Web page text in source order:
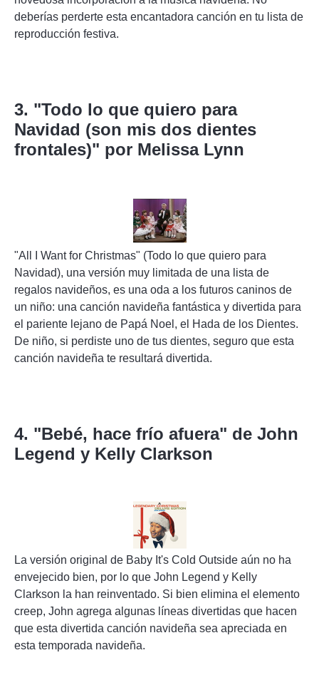
deberías perderte esta encantadora canción en tu lista de
reproducción festiva.
3. "Todo lo que quiero para
Navidad (son mis dos dientes
frontales)" por Melissa Lynn
"All I Want for Christmas" (Todo lo que quiero para
Navidad), una versión muy limitada de una lista de
regalos navideños, es una oda a los futuros caninos de
un niño: una canción navideña fantástica y divertida para
el pariente lejano de Papá Noel, el Hada de los Dientes.
De niño, si perdiste uno de tus dientes, seguro que esta
canción navideña te resultará divertida.
4. "Bebé, hace frío afuera" de John
Legend y Kelly Clarkson
La versión original de Baby It's Cold Outside aún no ha
envejecido bien, por lo que John Legend y Kelly
Clarkson la han reinventado. Si bien elimina el elemento
creep, John agrega algunas líneas divertidas que hacen
que esta divertida canción navideña sea apreciada en
esta temporada navideña.